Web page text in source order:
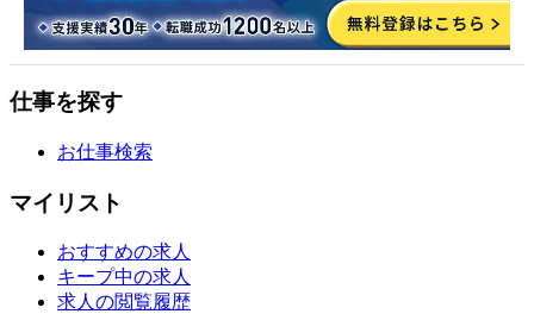
仕事を探す
お仕事検索
マイリスト
おすすめの求人
キープ中の求人
求人の閲覧履歴